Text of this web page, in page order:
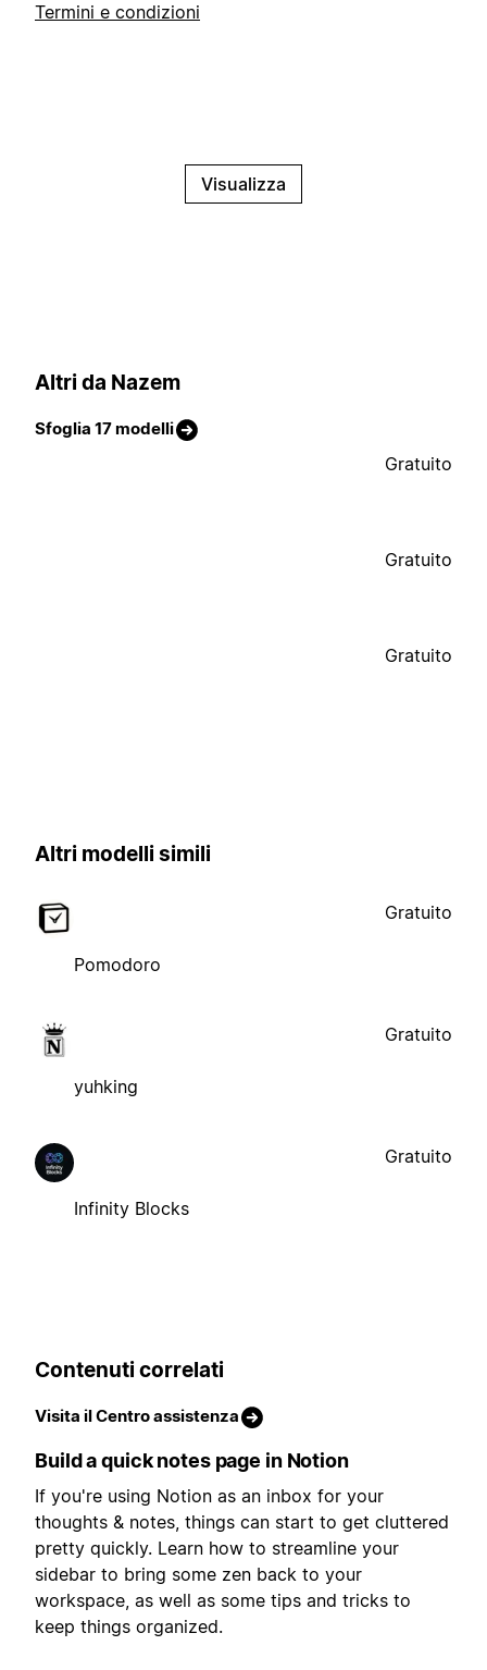
Termini e condizioni
Visualizza
Altri da Nazem
Sfoglia 17 modelli
Gratuito
Gratuito
Gratuito
Altri modelli simili
Pomodoro
Gratuito
yuhking
Gratuito
Infinity Blocks
Gratuito
Contenuti correlati
Visita il Centro assistenza
Build a quick notes page in Notion
If you're using Notion as an inbox for your
thoughts & notes, things can start to get cluttered
pretty quickly. Learn how to streamline your
sidebar to bring some zen back to your
workspace, as well as some tips and tricks to
keep things organized.